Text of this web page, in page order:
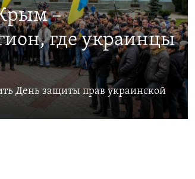
–
где украинцы
День защиты прав украинской